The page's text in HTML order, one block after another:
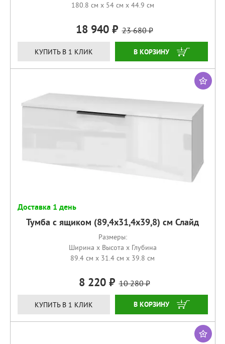
180.8 см x 54 см x 44.9 см
18 940 23 680
КУПИТЬ В 1 КЛИК КУПИТЬ
Доставка 1 день
Тумба с ящиком (89,4х31,4х39,8) см Слайд
Размеры:
Ширина x Высота x Глубина
89.4 см x 31.4 см x 39.8 см
8 220 10 280
КУПИТЬ В 1 КЛИК КУПИТЬ